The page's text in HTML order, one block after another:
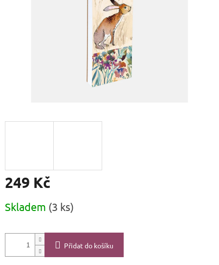
249 Kč
cena:
Skladem (3 ks)
Přidat do košíku